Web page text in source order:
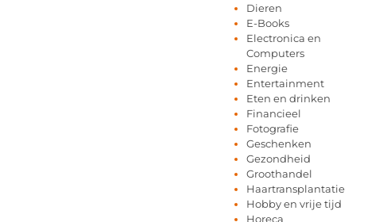
Dieren
E-Books
Electronica en
Computers
Energie
Entertainment
Eten en drinken
Financieel
Fotografie
Geschenken
Gezondheid
Groothandel
Haartransplantatie
Hobby en vrije tijd
Horeca